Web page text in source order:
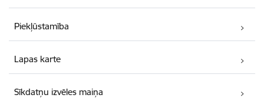
Piekļūstamība
Lapas karte
Sīkdatņu izvēles maiņa